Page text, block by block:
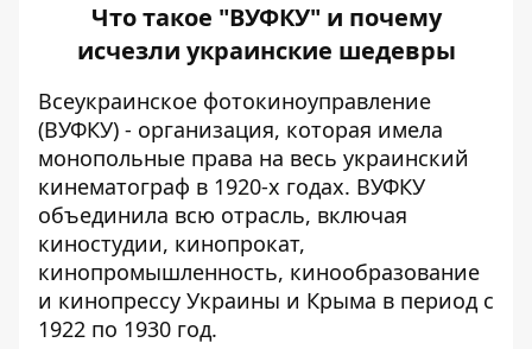
Что такое "ВУФКУ" и почему
исчезли украинские шедевры
Всеукраинское фотокиноуправление
(ВУФКУ) - организация, которая имела
монопольные права на весь украинский
кинематограф в 1920-х годах. ВУФКУ
объединила всю отрасль, включая
киностудии, кинопрокат,
кинопромышленность, кинообразование
и кинопрессу Украины и Крыма в период с
1922 по 1930 год.